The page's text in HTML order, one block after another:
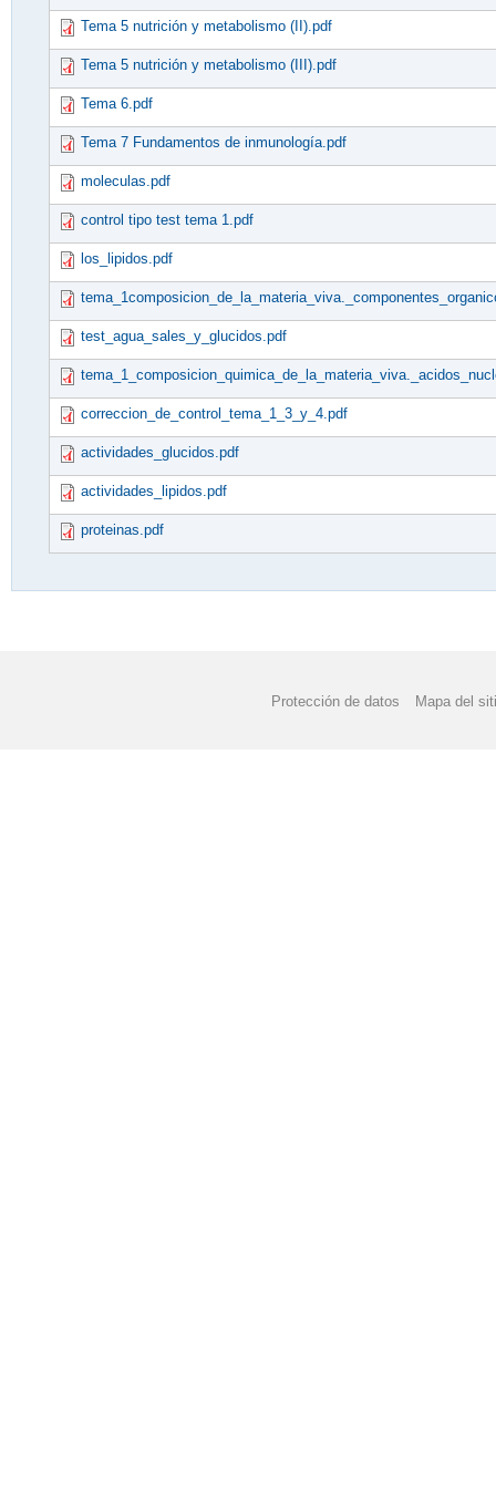
Tema 5 nutrición y metabolismo (II).pdf
Tema 5 nutrición y metabolismo (III).pdf
Tema 6.pdf
Tema 7 Fundamentos de inmunología.pdf
moleculas.pdf
control tipo test tema 1.pdf
los_lipidos.pdf
test_agua_sales_y_glucidos.pdf
correccion_de_control_tema_1_3_y_4.pdf
actividades_glucidos.pdf
actividades_lipidos.pdf
proteinas.pdf
Protección de datos Mapa del